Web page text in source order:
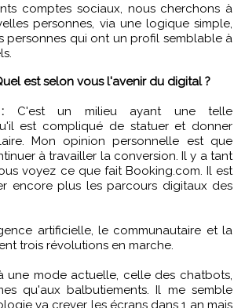
comptes sociaux, nous cherchons à
personnes, via une logique simple,
personnes qui ont un profil semblable à
est selon vous l'avenir du digital ?
C'est un milieu ayant une telle
est compliqué de statuer et donner
Mon opinion personnelle est que
à travailler la conversion. Il y a tant
voyez ce que fait Booking.com. Il est
encore plus les parcours digitaux des
artificielle, le communautaire et la
trois révolutions en marche.
une mode actuelle, celle des chatbots,
qu'aux balbutiements. Il me semble
va crever les écrans dans 1 an mais